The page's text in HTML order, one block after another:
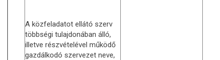
A közfeladatot ellátó szerv
többségi tulajdonában álló,
illetve részvételével működő
gazdálkodó szervezet neve,